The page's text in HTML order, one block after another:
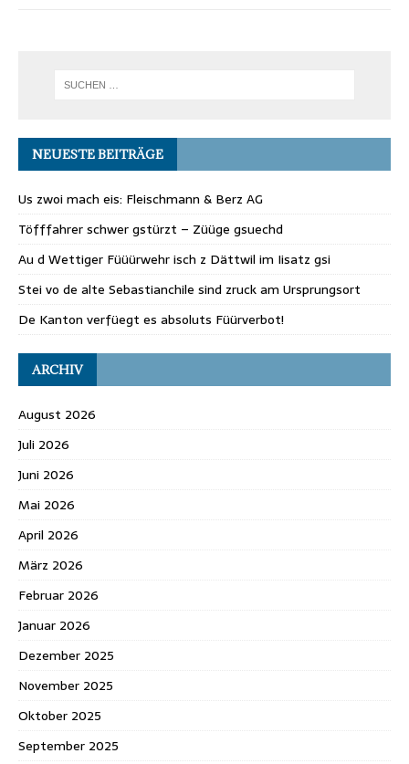
NEUESTE BEITRÄGE
Us zwoi mach eis: Fleischmann & Berz AG
Töfffahrer schwer gstürzt – Züüge gsuechd
Au d Wettiger Füüürwehr isch z Dättwil im Iisatz gsi
Stei vo de alte Sebastianchile sind zruck am Ursprungsort
De Kanton verfüegt es absoluts Füürverbot!
ARCHIV
August 2026
Juli 2026
Juni 2026
Mai 2026
April 2026
März 2026
Februar 2026
Januar 2026
Dezember 2025
November 2025
Oktober 2025
September 2025